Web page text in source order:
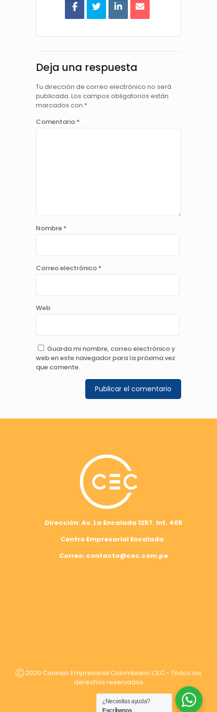
Deja una respuesta
Tu dirección de correo electrónico no será
publicada. Los campos obligatorios están
marcados con *
Comentario *
Nombre *
Correo electrónico *
Web
Guarda mi nombre, correo electrónico y
web en este navegador para la próxima vez
que comente.
Dirección: Av. La Encalada 1257. Int. 405
Centro Empresarial Encalada
Correo: contacto@cec.com.pe
Ⓒ 2020 Consejo Empresarial Colombiano CEC - Todos los
derechos reservados
¿Necesitas ayuda?
Escríbenos